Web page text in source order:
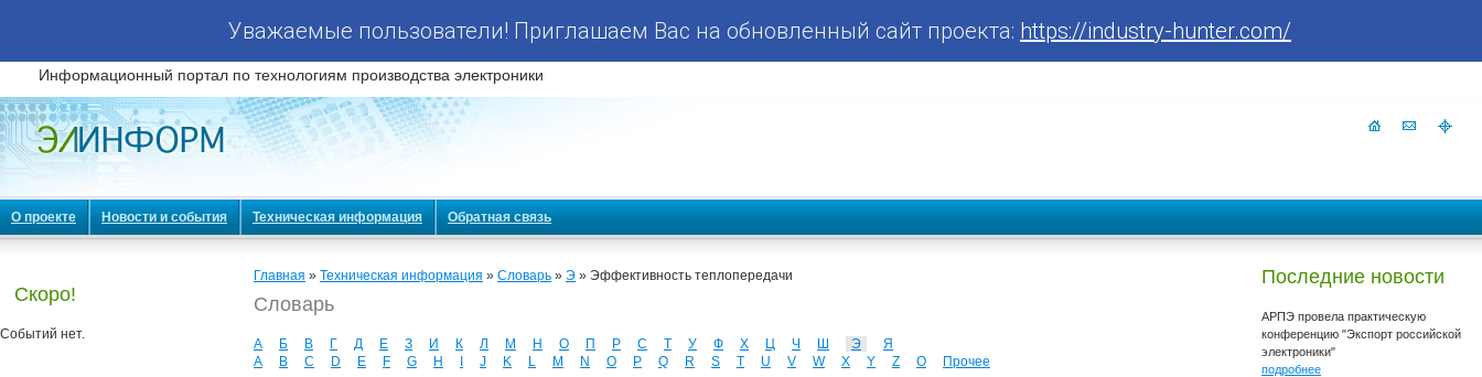
Уважаемые пользователи! Приглашаем Вас на обновленный сайт проекта: https://industry-hunter.com/
Информационный портал по технологиям производства электроники
О проекте Новости и события Техническая информация Обратная связь
Скоро!
Событий нет.
Главная » Техническая информация » Словарь » Э » Эффективность теплопередачи
Словарь
А Б В Г Д Е З И К Л М Н О П Р С Т У Ф Х Ц Ч Ш Э
Я
A
B C D E F G H J K L M N O P Q R S T U V W X Y Z О Прочее
Последние новости
АРПЭ провела практическую
конференцию "Экспорт российской
электроники"
подробнее